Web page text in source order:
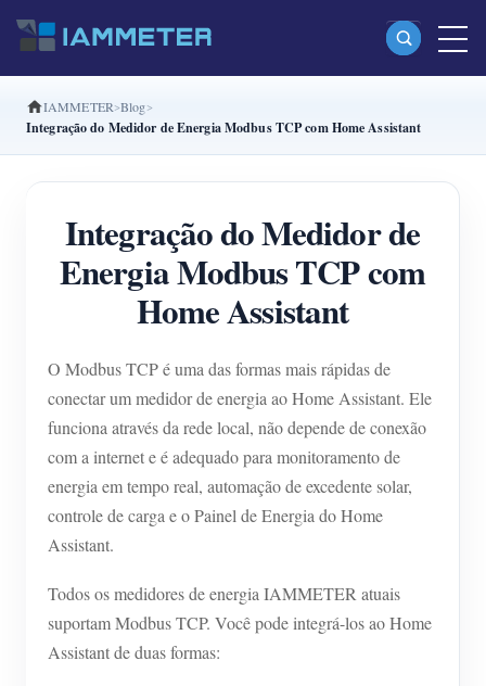
Produtos
Trifásico Medidor de energia Wi-Fi (WEM3080T)
Trifásico Medidor de energia Wi-Fi (WEM3046T)
Trifásico Medidor de energia Wi-Fi (WEM3050T)
Controlador de potência WiFi
IAMMETER Cloud Pro
Serviço de hospedagem própria
Carregador EV
Sistema de previsão e simulação de energia
Aplicações
IAMMETER Blog
Integração do Medidor de Energia Modbus TCP com Home Assistant
Integração do Medidor de
Energia Modbus TCP com
Home Assistant
O Modbus TCP é uma das formas mais rápidas de
conectar um medidor de energia ao Home Assistant. Ele
funciona através da rede local, não depende de conexão
com a internet e é adequado para monitoramento de
energia em tempo real, automação de excedente solar,
controle de carga e o Painel de Energia do Home
Assistant.
Todos os medidores de energia IAMMETER atuais
suportam Modbus TCP. Você pode integrá-los ao Home
Assistant de duas formas: